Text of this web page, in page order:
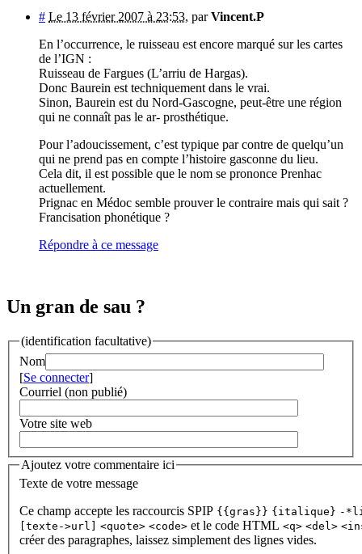
# Le 13 février 2007 à 23:53, parVincent.P
En l’occurrence, le ruisseau est encore marqué sur les cartes
de l’IGN :
Ruisseau de Fargues (L’arriu de Hargas).
Donc Baurein est techniquement dans le vrai.
Sinon, Baurein est du Nord-Gascogne, peut-être une région
qui ne connaît pas le ar- prosthétique.
Pour l’adoucissement, c’est typique par contre de quelqu’un
qui ne prend pas en compte l’histoire gasconne du lieu.
Cela dit, il est possible que le nom se prononce Prenhac
actuellement.
Prignac en Médoc semble prouver le contraire mais qui sait ?
Francisation phonétique ?
Répondre à ce message
Un gran de sau ?
(identification facultative)
Nom
[Se connecter]
Courriel (non publié)
Votre site web
Ajoutez votre commentaire ici
Texte de votre message
Ce champ accepte les raccourcis SPIP {{gras}} {italique} -
[texte->url]
<quote> <code> et le code HTML <q> <del>
créer des paragraphes, laissez simplement des lignes vides.